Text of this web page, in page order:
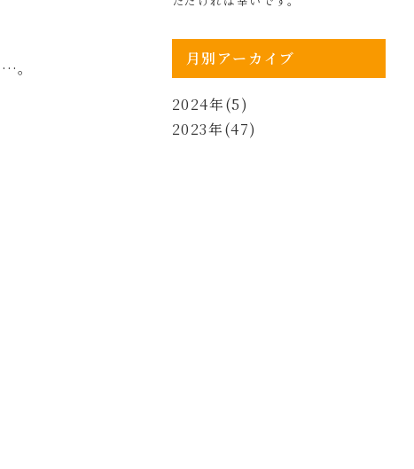
…。
月別アーカイブ
2024年(5)
2023年(47)